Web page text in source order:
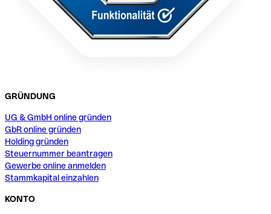
GRÜNDUNG
UG & GmbH online gründen
GbR online gründen
Holding gründen
Steuernummer beantragen
Gewerbe online anmelden
Stammkapital einzahlen
KONTO